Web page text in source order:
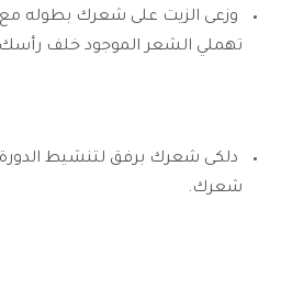
وزعى الزيت على شعرك بطوله مع
تهملي الشعر الموجود خلف
دلكى شعرك برفق لتنشيط الدورة
شعرك.